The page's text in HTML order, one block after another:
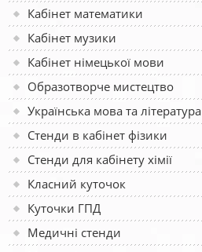
Кабінет математики
Кабінет музики
Кабінет німецької мови
Образотворче мистецтво
Українська мова та література
Стенди в кабінет фізики
Стенди для кабінету хімії
Класний куточок
Куточки ГПД
Медичні стенди